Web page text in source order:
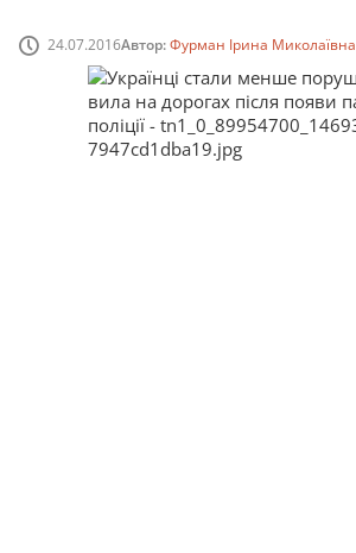
24.07.2016Автор:Фурман Ірина Миколаївна